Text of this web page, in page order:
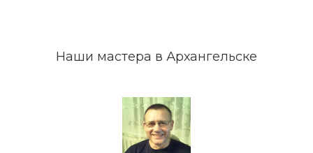
Наши мастера в Архангельске